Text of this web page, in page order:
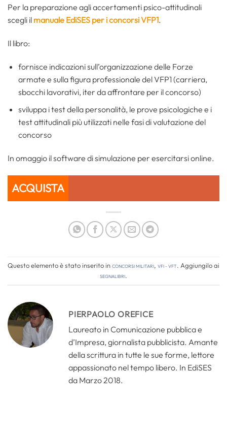
Per la preparazione agli accertamenti psico-attitudinali
scegli il manuale EdiSES per i concorsi VFP1.
Il libro:
fornisce indicazioni sull’organizzazione delle Forze
armate e sulla figura professionale del VFP1 (carriera,
sbocchi lavorativi, iter da affrontare per il concorso)
sviluppa i test della personalità, le prove psicologiche e i
test attitudinali più utilizzati nelle fasi di valutazione del
concorso
In omaggio il software di simulazione per esercitarsi online.
ACQUISTA
Questo elemento è stato inserito inConcorsi Militari, VFI - VFT. Aggiungilo ai
segnalibri.
PIERPAOLO OREFICE
Laureato in Comunicazione pubblica e
d’Impresa, giornalista pubblicista. Amante
della scrittura in tutte le sue forme, lettore
appassionato nel tempo libero. In EdiSES
da Marzo 2018.